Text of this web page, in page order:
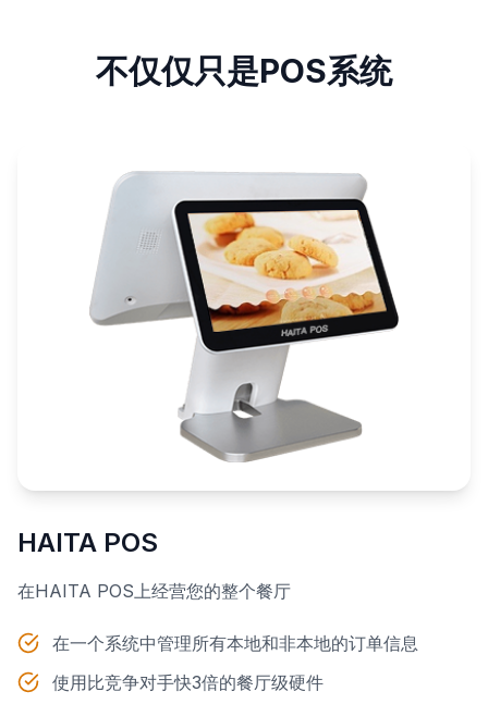
不仅仅只是POS系统
HAITA POS
在HAITA POS上经营您的整个餐厅
在一个系统中管理所有本地和非本地的订单信息
使用比竞争对手快3倍的餐厅级硬件